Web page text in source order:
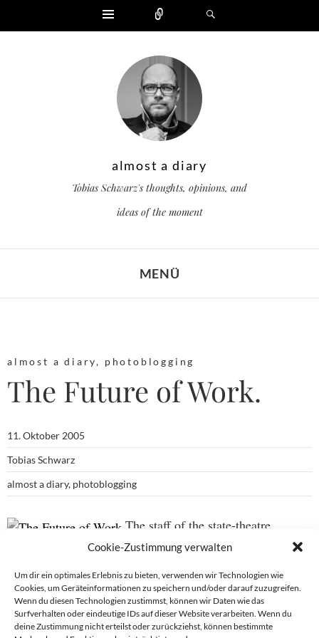
Cookie-Zustimmung verwalten
Um dir ein optimales Erlebnis zu bieten, verwenden wir Technologien wie
Cookies, um Geräteinformationen zu speichern und/oder darauf zuzugreifen.
Wenn du diesen Technologien zustimmst, können wir Daten wie das
Surfverhalten oder eindeutige IDs auf dieser Website verarbeiten. Wenn du
deine Zustimmung nicht erteilst oder zurückziehst, können bestimmte
Widgets
almost a diary
Tobias Schwarz's thoughts, opinions, and
ideas of the moment
MENÜ
almost a diary, photoblogging
The Future of Work.
11. Oktober 2005
Tobias Schwarz
almost a diary, photoblogging
The staff of the state-theatre
Wiesbaden performing a machine-symphony…
Beitragsnavigation